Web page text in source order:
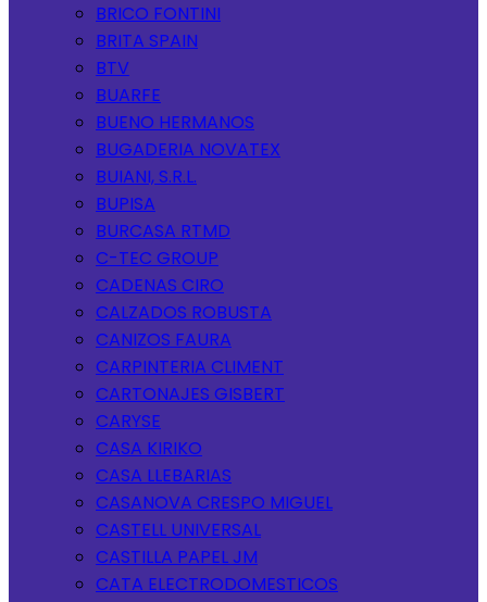
BRICO FONTINI
BRITA SPAIN
BTV
BUARFE
BUENO HERMANOS
BUGADERIA NOVATEX
BUIANI, S.R.L.
BUPISA
BURCASA RTMD
C-TEC GROUP
CADENAS CIRO
CALZADOS ROBUSTA
CANIZOS FAURA
CARPINTERIA CLIMENT
CARTONAJES GISBERT
CARYSE
CASA KIRIKO
CASA LLEBARIAS
CASANOVA CRESPO MIGUEL
CASTELL UNIVERSAL
CASTILLA PAPEL JM
CATA ELECTRODOMESTICOS